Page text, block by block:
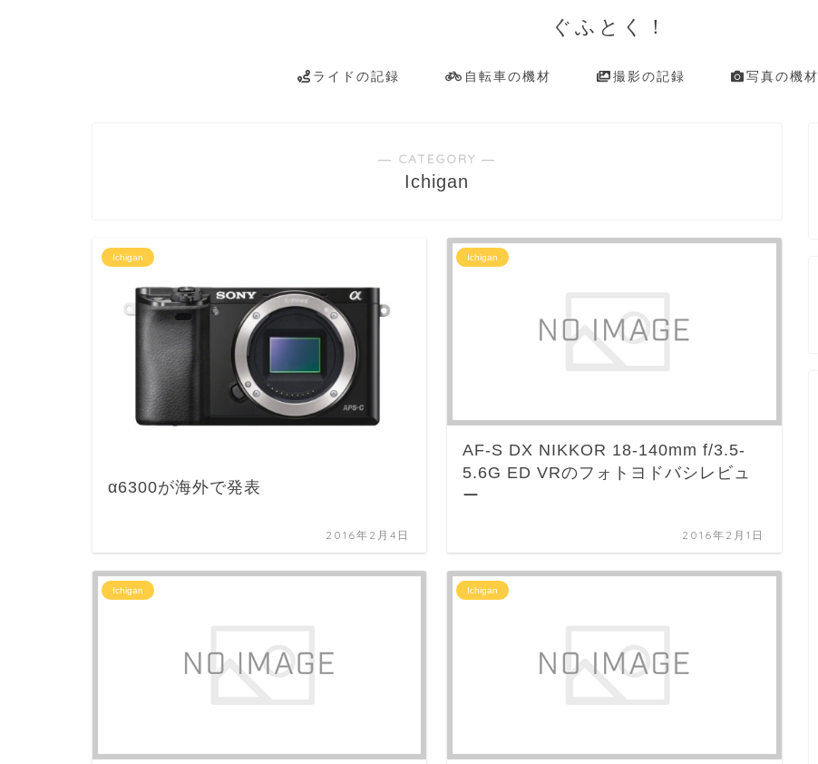
ぐふとく！
ライドの記録 自転車の機材 撮影の記録 写真の機材
― CATEGORY ―
Ichigan
Ichigan
α6300が海外で発表
2016年2月4日
Ichigan
AF-S DX NIKKOR 18-140mm f/3.5-
5.6G ED VRのフォトヨドバシレビュ
ー
2016年2月1日
Ichigan Ichigan